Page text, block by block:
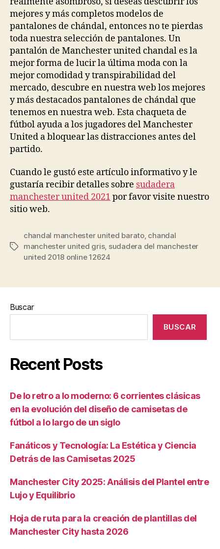
mejores y más completos modelos de
pantalones de chándal, entonces no te pierdas
toda nuestra selección de pantalones. Un
pantalón de Manchester united chandal es la
mejor forma de lucir la última moda con la
mejor comodidad y transpirabilidad del
mercado, descubre en nuestra web los mejores
y más destacados pantalones de chándal que
tenemos en nuestra web. Esta chaqueta de
fútbol ayuda a los jugadores del Manchester
United a bloquear las distracciones antes del
partido.
Cuando le gustó este artículo informativo y le
gustaría recibir detalles sobre sudadera
manchester united 2021 por favor visite nuestro
sitio web.
Etiquetas
chandal manchester united barato, chandal
manchester united gris, sudadera del manchester
united 2018 online 12624
Buscar
BUSCAR
Recent Posts
De lo retro a lo moderno: 6 corrientes clásicas
en la evolución del diseño de camisetas de
fútbol a lo largo de un siglo
Fanáticos y Tecnología: La Estética y Ciencia
Detrás de las Camisetas 2025
Manchester City 2025: Análisis del Plantel entre
Lujo y Equilibrio
Hoja de ruta para la creación de plantillas del
Manchester City hasta 2026